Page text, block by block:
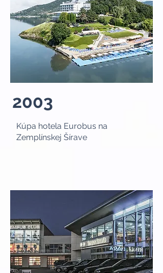
2003
Kúpa hotela Eurobus na
Zemplínskej Šírave